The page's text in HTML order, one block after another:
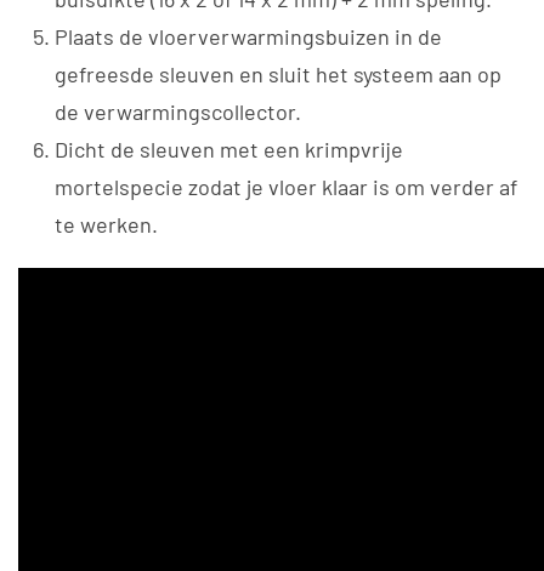
Plaats de vloerverwarmingsbuizen in de
gefreesde sleuven en sluit het systeem aan op
de verwarmingscollector.
Dicht de sleuven met een krimpvrije
mortelspecie zodat je vloer klaar is om verder af
te werken.